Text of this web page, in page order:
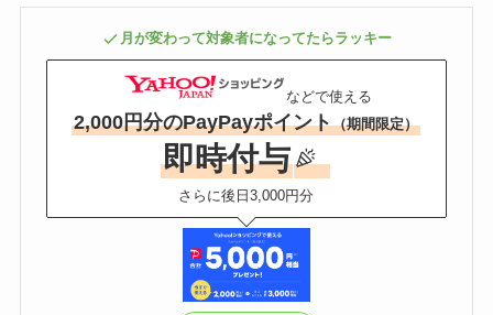
月が変わって対象者になってたらラッキー
などで使える
2,000円分のPayPayポイント（期間限定）
即時付与
さらに後日3,000円分